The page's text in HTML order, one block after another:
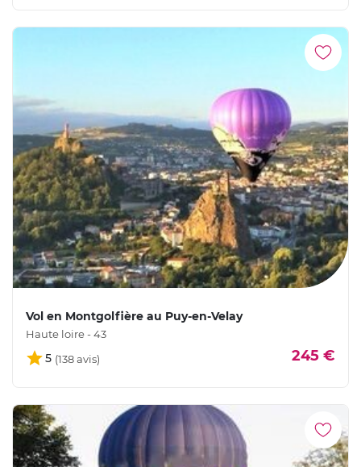
Vol en Montgolfière au Puy-en-Velay
Haute loire - 43
5 245 €